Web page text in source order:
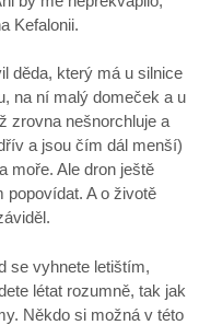
Kefalonii.
děda, který má u silnice
na ní malý domeček a u
zrovna nešnorchluje a
a jsou čím dál menší)
moře. Ale dron ještě
popovídat. A o životě
se vyhnete letištím,
létat rozumně, tak jak
Někdo si možná v této